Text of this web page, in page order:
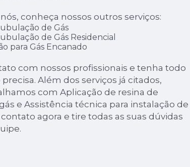
conheça nossos outros serviços:
de Gás
de Gás Residencial
para Gás Encanado
com nossos profissionais e tenha todo
Além dos serviços já citados,
com Aplicação de resina de
e Assistência técnica para instalação de
agora e tire todas as suas dúvidas